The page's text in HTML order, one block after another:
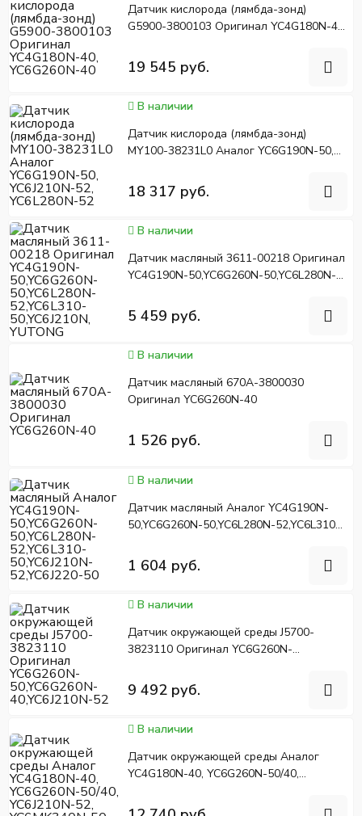
Датчик кислорода (лямбда-зонд)
G5900-3800103 Оригинал YC4G180N-40,
19 545 руб.
В наличии
Датчик кислорода (лямбда-зонд)
MY100-38231L0 Аналог YC6G190N-50,
18 317 руб.
В наличии
Датчик масляный 3611-00218 Оригинал
YC4G190N-50,YC6G260N-50,YC6L280N-
5 459 руб.
В наличии
Датчик масляный 670A-3800030
Оригинал YC6G260N-40
1 526 руб.
В наличии
Датчик масляный Аналог YC4G190N-
50,YC6G260N-50,YC6L280N-52,YC6L310-
1 604 руб.
В наличии
Датчик окружающей среды J5700-
3823110 Оригинал YC6G260N-
9 492 руб.
В наличии
Датчик окружающей среды Аналог
YC4G180N-40, YC6G260N-50/40,